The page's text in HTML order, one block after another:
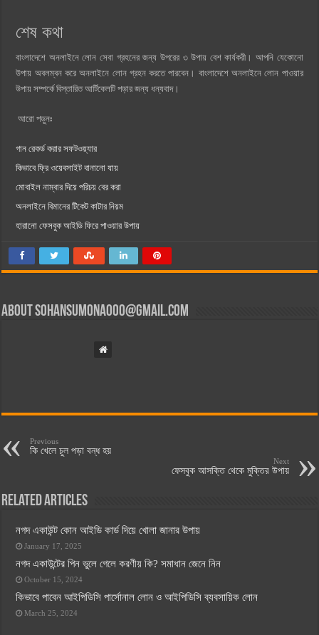
শেষ কথা
বাংলাদেশে অনলাইনে লোন সেবা গ্রহনের জন্য উপরের ৩ উপায় বেশ কার্যকরী। আপনি যেকোনো
উপায় অবলম্বন করে অনলাইনে লোন গ্রহন করতে পারবেন। বাংলাদেশে অনলাইনে লোন পাওয়ার
উপায় সম্পর্কে বিস্তারিত আর্টিকেলটি পড়ার জন্য ধন্যবাদ।
আরো পড়ুনঃ
গান রেকর্ড করার সফটওয়্যার
কিভাবে ফ্রি ওয়েবসাইট বানানো যায়
মোবাইল নাম্বার দিয়ে পরিচয় বের করা
অনলাইনে বিমানের টিকেট কাটার নিয়ম
হারানো ফেসবুক আইডি ফিরে পাওয়ার উপায়
Aboutsohansumona000@gmail.com
Previous
কি খেলে চুল পড়া বন্ধ হয়
Next
ফেসবুক আসক্তি থেকে মুক্তির উপায়
Related Articles
নগদ একাউন্ট কোন আইডি কার্ড দিয়ে খোলা জানার উপায়
January 17, 2025
নগদ একাউন্টের পিন ভুলে গেলে করণীয় কি? সমাধান জেনে নিন
October 15, 2024
কিভাবে পাবেন আইপিডিসি পার্সোনাল লোন ও আইপিডিসি ব্যবসায়িক লোন
March 25, 2024